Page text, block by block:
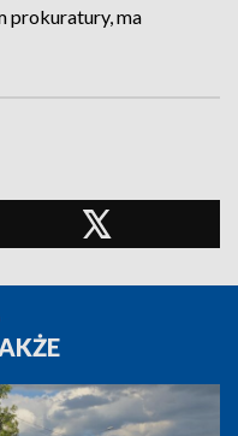
prokuratury, ma